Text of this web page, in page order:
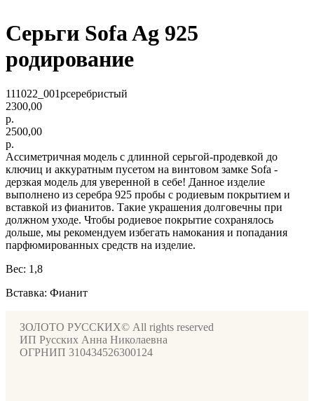
Серьги Sofa Ag 925
родирование
111022_001рсеребристый
2300,00
р.
2500,00
р.
Ассиметричная модель с длинной серьгой-продевкой до
ключиц и аккуратным пусетом на винтовом замке Sofa -
дерзкая модель для уверенной в себе! Данное изделие
выполнено из серебра 925 пробы с родиевым покрытием и
вставкой из фианитов. Такие украшения долговечны при
должном уходе. Чтобы родиевое покрытие сохранялось
дольше, мы рекомендуем избегать намокания и попадания
парфюмированных средств на изделие.
Вес: 1,8
Вставка: Фианит
ЗОЛОТО РУССКИХ© All rights reserved
ИП Русских Анна Николаевна
ОГРНИП 310434526300124